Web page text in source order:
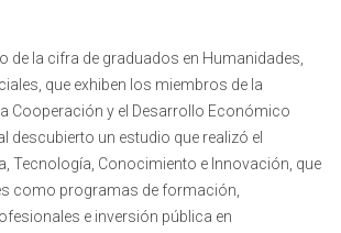
de la cifra de graduados en Humanidades,
que exhiben los miembros de la
Cooperación y el Desarrollo Económico
descubierto un estudio que realizó el
Tecnología, Conocimiento e Innovación, que
como programas de formación,
e inversión pública en